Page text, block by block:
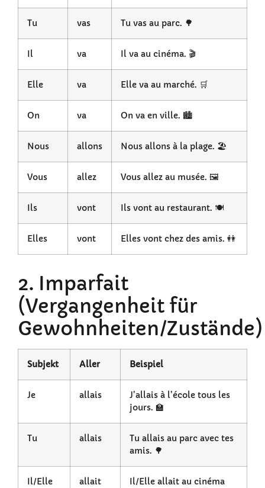
Tu vas Tu vas au parc. 🌳
Il va Il va au cinéma. 🎬
Elle va Elle va au marché. 🛒
On va On va en ville. 🏙️
Nous allons Nous allons à la plage. 🏖️
Vous allez Vous allez au musée. 🖼️
Ils vont Ils vont au restaurant. 🍽️
Elles vont Elles vont chez des amis. 👭
2. Imparfait
(Vergangenheit für
Gewohnheiten/Zustände)
Subjekt Aller Beispiel
Je allais
J’allais à l’école tous les
jours. 🏫
Tu allais
Tu allais au parc avec tes
amis. 🌳
Il/Elle allait
Il/Elle allait au cinéma